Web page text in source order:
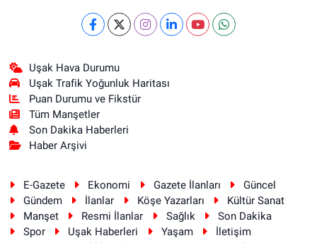
Uşak Hava Durumu
Uşak Trafik Yoğunluk Haritası
Puan Durumu ve Fikstür
Tüm Manşetler
Son Dakika Haberleri
Haber Arşivi
E-Gazete Ekonomi Gazete İlanları
Güncel
Gündem
İlanlar Köşe Yazarları
Kültür Sanat
Manşet
Resmi İlanlar Sağlık
Son Dakika
Spor
Uşak Haberleri Yaşam
İletişim